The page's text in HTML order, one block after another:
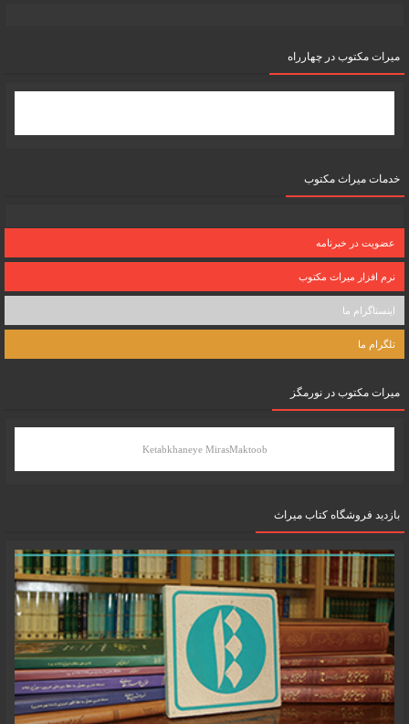
میرات مکتوب در چهارراه
خدمات میراث مکتوب
عضویت در خبرنامه
نرم افزار میراث مکتوب
اینستاگرام ما
تلگرام ما
میرات مکتوب در نورمگز
Ketabkhaneye MirasMaktoob
بازدید فروشگاه کتاب میراث